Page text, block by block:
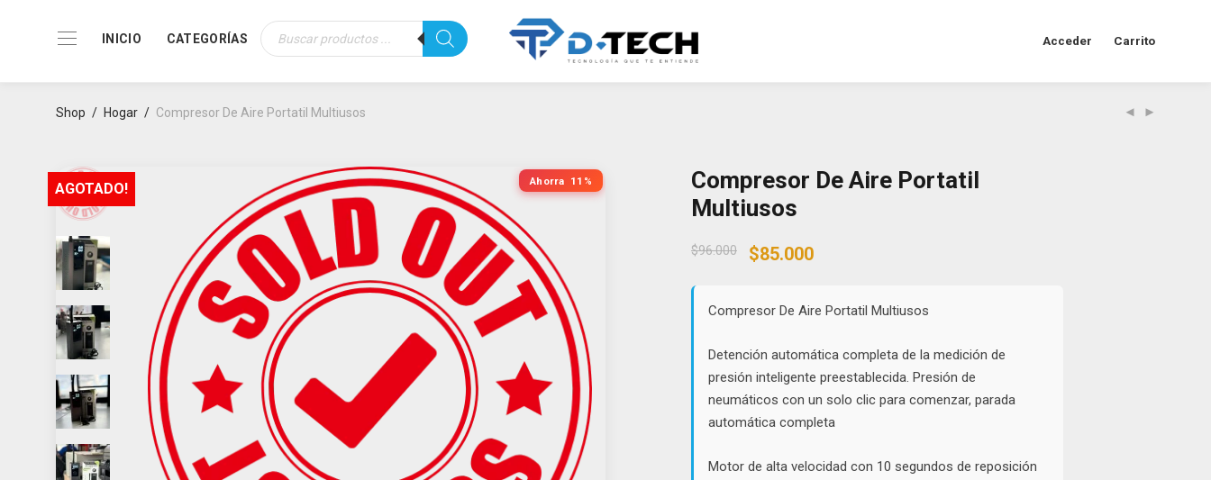
INICIO CATEGORÍAS
Búsqueda
de
Acceder Carrito
Shop / Hogar / Compresor De Aire Portatil Multiusos
Ahorra 11%
AGOTADO!
Compresor De Aire Portatil
Multiusos
$96.000
Original
$96.000.
$85.000Current
$85.000.
Compresor De Aire Portatil Multiusos
Detención automática completa de la medición de
presión inteligente preestablecida. Presión de
neumáticos con un solo clic para comenzar, parada
automática completa
Motor de alta velocidad con 10 segundos de reposición